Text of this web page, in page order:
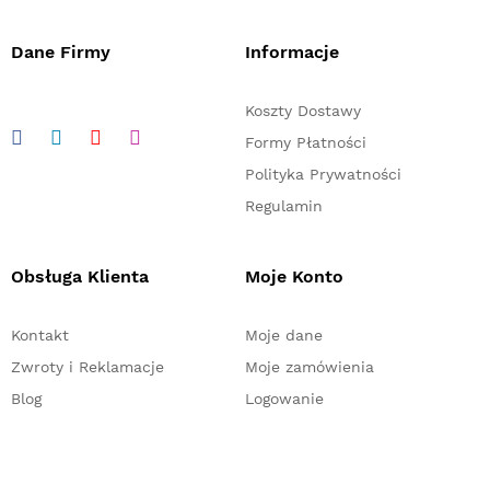
Dane Firmy Informacje
Koszty Dostawy
Formy Płatności
Polityka Prywatności
Regulamin
Obsługa Klienta
Kontakt
Zwroty i Reklamacje
Blog
Moje Konto
Moje dane
Moje zamówienia
Logowanie